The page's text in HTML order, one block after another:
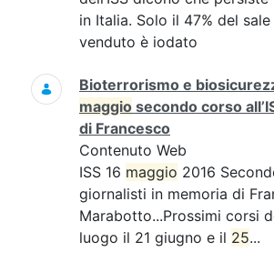
in Italia. Solo il 47% del
venduto è iodato
Bioterrorismo e
maggio secondo corso
di Francesco
Contenuto Web
ISS 16 maggio 2016
giornalisti in memoria di
Marabotto...Prossimi corsi
luogo il 21 giugno e il 25...